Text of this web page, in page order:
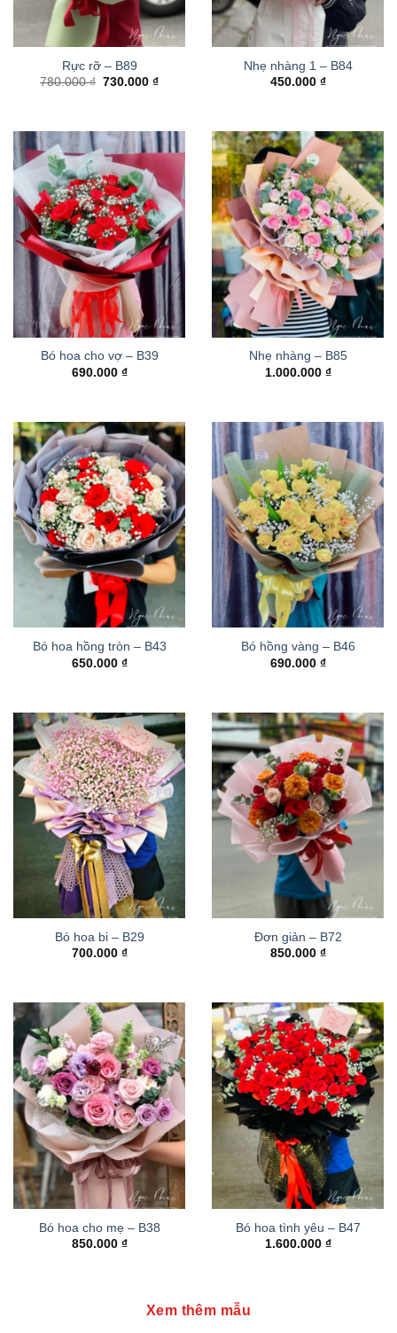
Rực rỡ – B89
780.000₫ Giá
730.000₫Giá
Nhẹ nhàng 1 – B84
450.000 ₫
Bó hoa cho vợ – B39
690.000 ₫
Nhẹ nhàng – B85
1.000.000 ₫
Bó hoa hồng tròn – B43
650.000 ₫
Bó hồng vàng – B46
690.000 ₫
Bó hoa bi – B29
700.000 ₫
Đơn giản – B72
850.000 ₫
Bó hoa cho mẹ – B38
850.000 ₫
Bó hoa tình yêu – B47
1.600.000 ₫
Xem thêm mẫu